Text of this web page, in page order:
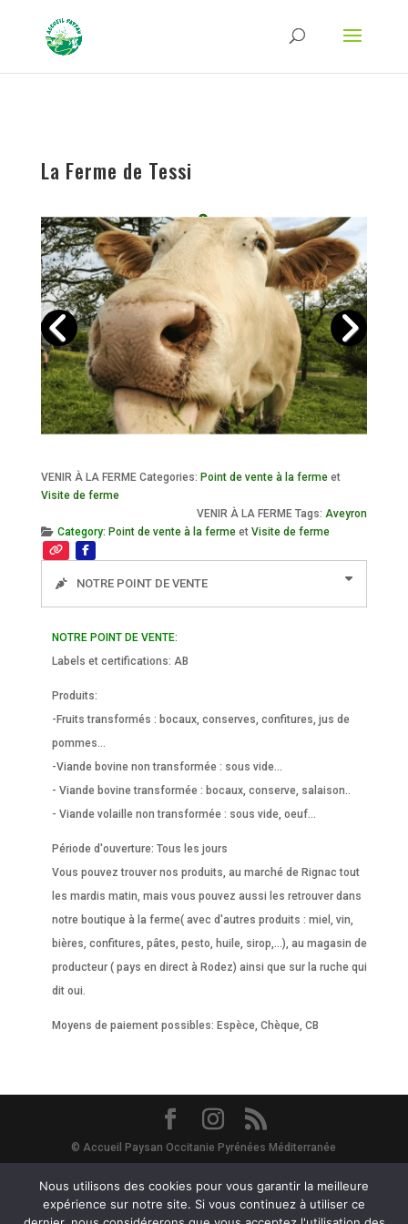
Type-Options Referrer-Policy Permissions-Policy
ga('require', 'GTM-TFCVLFN');
La Ferme de Tessi
VENIR À LA FERME Categories: Point de vente à la fermeet
Visite de ferme
VENIR À LA FERME Tags:Aveyron
Category: Point de vente à la ferme etVisite de ferme
NOTRE POINT DE VENTE
NOTRE POINT DE VENTE:
Labels et certifications: AB
Produits:
-Fruits transformés : bocaux, conserves, confitures, jus de
pommes...
-Viande bovine non transformée : sous vide...
- Viande bovine transformée : bocaux, conserve, salaison..
- Viande volaille non transformée : sous vide, oeuf...
Période d'ouverture: Tous les jours
Vous pouvez trouver nos produits, au marché de Rignac tout
les mardis matin, mais vous pouvez aussi les retrouver dans
notre boutique à la ferme( avec d'autres produits : miel, vin,
bières, confitures, pâtes, pesto, huile, sirop,...), au magasin de
producteur ( pays en direct à Rodez) ainsi que sur la ruche qui
dit oui.
Moyens de paiement possibles: Espèce, Chèque, CB
© Accueil Paysan Occitanie Pyrénées Méditerranée
Site Map Mentions Légales - Vie Privée - RGPD - Avec le soutien de
Nous utilisons des cookies pour vous garantir la meilleure
expérience sur notre site. Si vous continuez à utiliser ce